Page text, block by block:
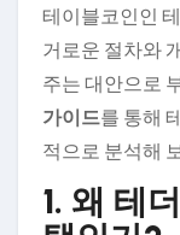
테이블코인인
거로운 절차와
주는 대안으로
가이드를 통해
적으로 분석해
1. 왜 테